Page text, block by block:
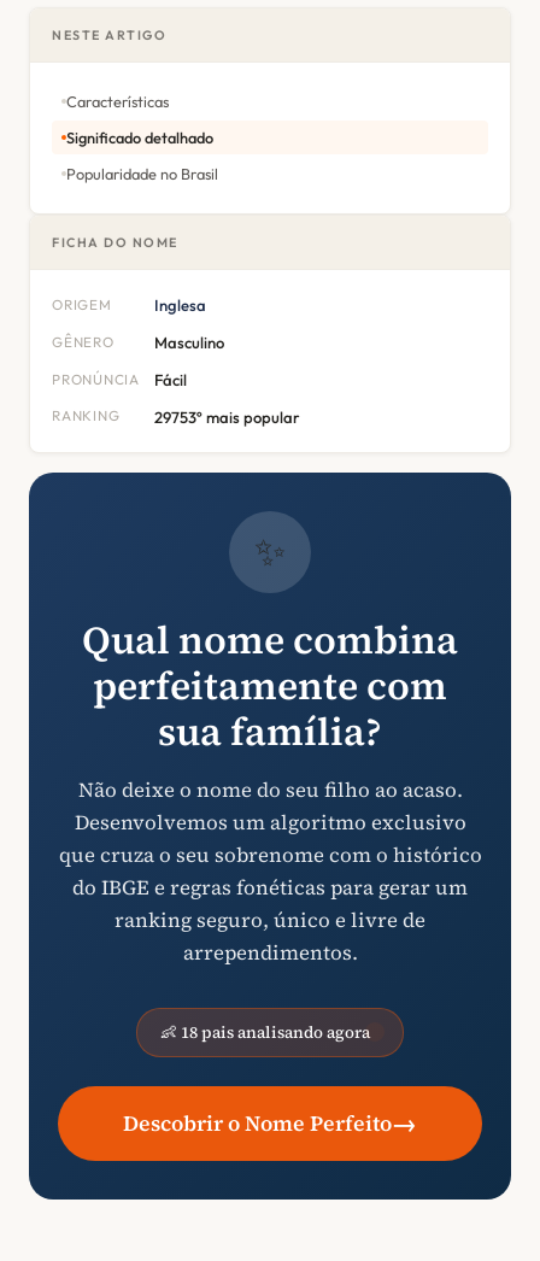
NESTE ARTIGO
Características
Significado detalhado
Popularidade no Brasil
FICHA DO NOME
ORIGEM Inglesa
GÊNERO Masculino
PRONÚNCIA Fácil
RANKING 29753º mais popular
✨
Qual nome combina
perfeitamente com
sua família?
Não deixe o nome do seu filho ao acaso.
Desenvolvemos um algoritmo exclusivo
que cruza o seu sobrenome com o histórico
do IBGE e regras fonéticas para gerar um
ranking seguro, único e livre de
arrependimentos.
👶 18 pais analisando agora
Descobrir o Nome Perfeito→